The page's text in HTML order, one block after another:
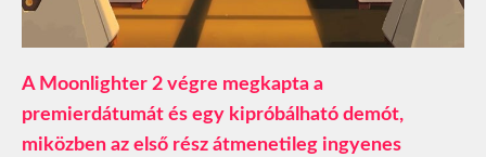
A Moonlighter 2 végre megkapta a
premierdátumát és egy kipróbálható demót,
miközben az első rész átmenetileg ingyenes